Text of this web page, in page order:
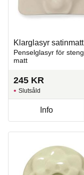
Klarglasyr satinmatt
Penselglasyr för
matt
245 KR
Slutsåld
Info